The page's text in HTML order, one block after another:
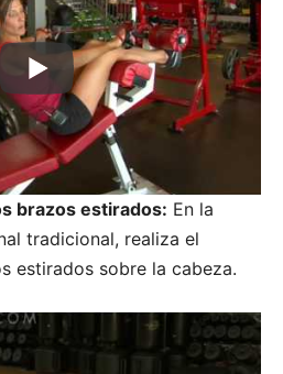
brazos estirados: En la
tradicional, realiza el
estirados sobre la cabeza.